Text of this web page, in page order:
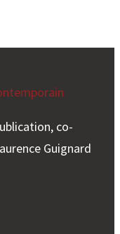
co-
Guignard